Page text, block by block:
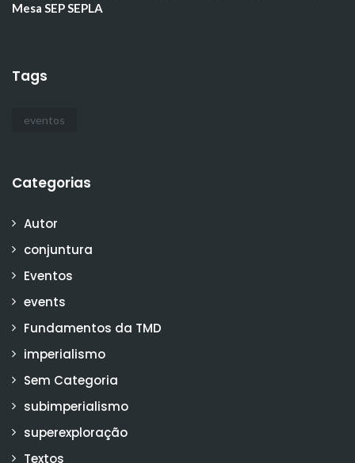
Mesa SEP SEPLA
Tags
eventos
Categorias
Autor
conjuntura
Eventos
events
Fundamentos da TMD
imperialismo
Sem Categoria
subimperialismo
superexploração
Textos